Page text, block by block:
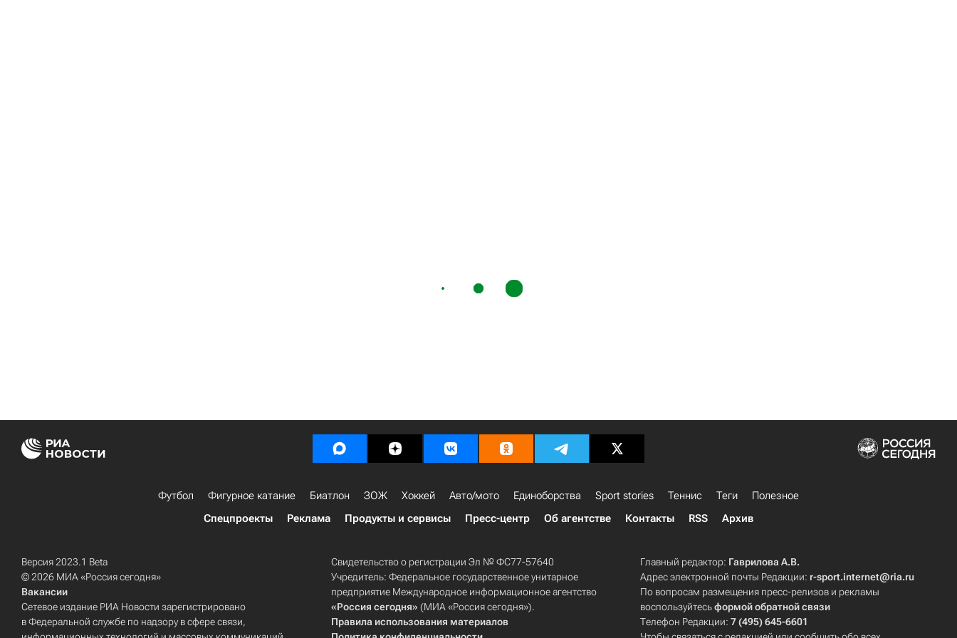
Футбол Фигурное катание Биатлон ЗОЖ Хоккей Авто/мото Единоборства Sport stories Теннис Теги
Полезное
Спецпроекты
Реклама Продукты и сервисы Пресс-центр Об агентстве Контакты RSS Архив
Версия 2023.1 Beta
© 2026 МИА «Россия сегодня»
Вакансии
Сетевое издание РИА Новости зарегистрировано
в Федеральной службе по надзору в сфере связи,
Свидетельство о регистрации Эл № ФС77-57640
Учредитель: Федеральное государственное унитарное
предприятие Международное информационное агентство
«Россия сегодня» (МИА «Россия сегодня»).
Правила использования материалов
Главный редактор: Гаврилова А.В.
Адрес электронной почты Редакции: r-sport.internet@ria.ru
По вопросам размещения пресс-релизов и рекламы
воспользуйтесьформой обратной связи
Телефон Редакции:7 (495) 645-6601